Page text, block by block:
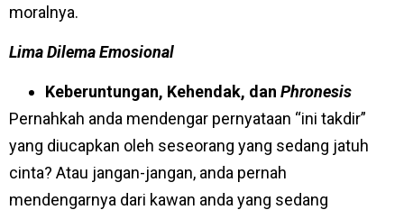
moralnya.
Lima Dilema Emosional
Keberuntungan, Kehendak, dan Phronesis
Pernahkah anda mendengar pernyataan “ini takdir”
yang diucapkan oleh seseorang yang sedang jatuh
cinta? Atau jangan-jangan, anda pernah
mendengarnya dari kawan anda yang sedang